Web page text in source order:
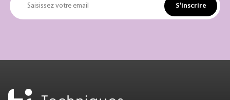
Saisissez votre email S'inscrire